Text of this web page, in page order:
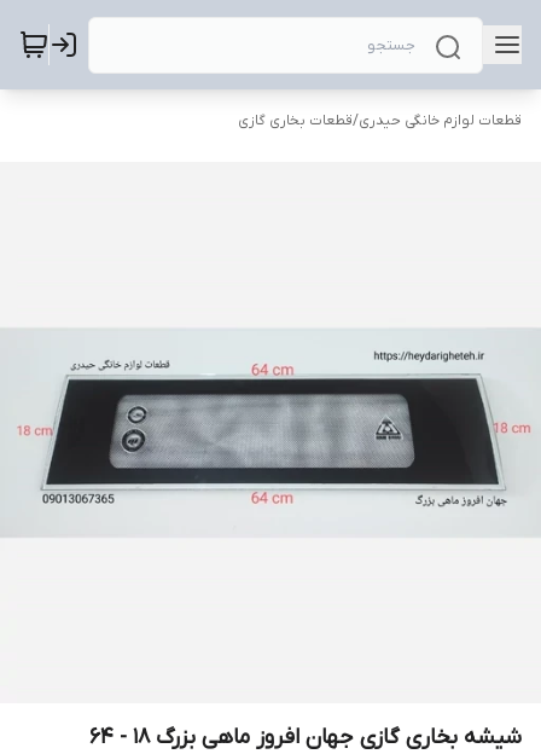
قطعات لوازم خانگی حیدری/قطعات بخاری گازی
شیشه بخاری گازی جهان افروز ماهی بزرگ 18 - 64